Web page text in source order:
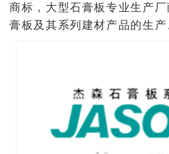
商标，大型石膏板专业生产
膏板及其系列建材产品的生产